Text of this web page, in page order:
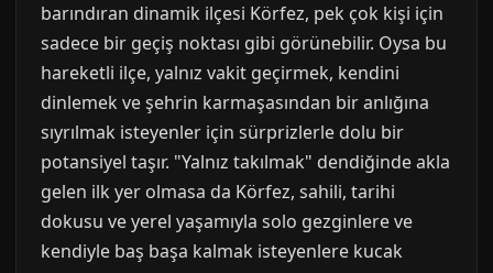
barındıran dinamik ilçesi Körfez, pek çok kişi için
sadece bir geçiş noktası gibi görünebilir. Oysa bu
hareketli ilçe, yalnız vakit geçirmek, kendini
dinlemek ve şehrin karmaşasından bir anlığına
sıyrılmak isteyenler için sürprizlerle dolu bir
potansiyel taşır. "Yalnız takılmak" dendiğinde akla
gelen ilk yer olmasa da Körfez, sahili, tarihi
dokusu ve yerel yaşamıyla solo gezginlere ve
kendiyle baş başa kalmak isteyenlere kucak